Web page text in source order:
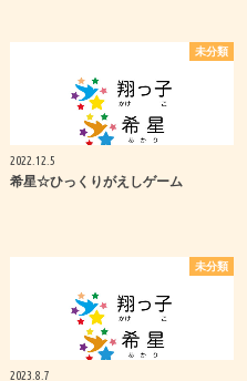
未分類
2022.12.5
希星☆ひっくりがえしゲーム
未分類
2023.8.7